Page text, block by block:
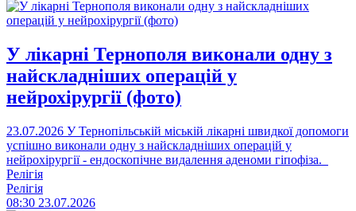
У лікарні Тернополя виконали одну з
найскладніших операцій у
нейрохірургії (фото)
23.07.2026 У Тернопільській міській лікарні швидкої допомоги
успішно виконали одну з найскладніших операцій у
нейрохірургії - ендоскопічне видалення аденоми гіпофіза.
Релігія
Релігія
08:30 23.07.2026